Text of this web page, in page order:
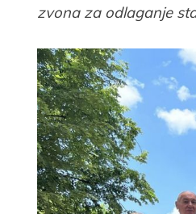
zvona za odlaganje